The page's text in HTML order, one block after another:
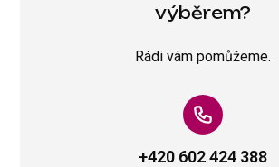
výběrem?
Rádi vám pomůžeme.
+420 602 424 388